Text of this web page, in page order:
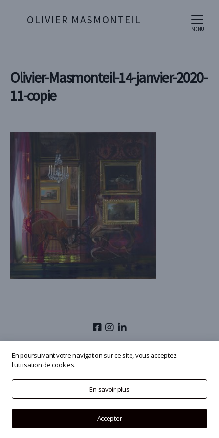
MENU
OLIVIER MASMONTEIL
Olivier-Masmonteil-14-janvier-2020-
11-copie
En poursuivant votre navigation sur ce site, vous acceptez
l'utilisation de cookies.
En savoir plus
Accepter